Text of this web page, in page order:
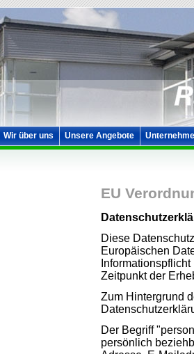
Wir über uns Unsere Angebote
EU
Diese
Europäischen
Zeitpunkt der
Zum Hintergrund
Der Begriff
persönlich